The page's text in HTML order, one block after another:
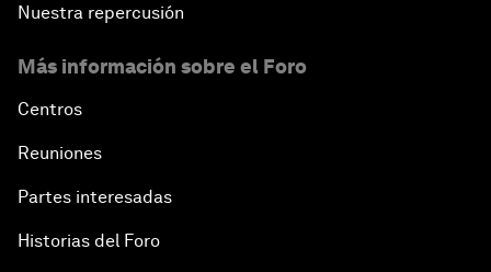
Nuestra repercusión
Más información sobre el Foro
Centros
Reuniones
Partes interesadas
Historias del Foro